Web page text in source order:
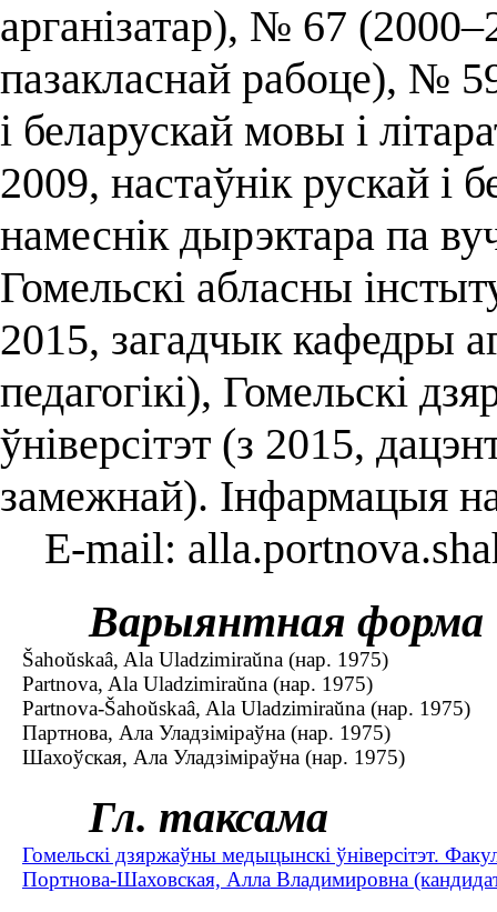
арганізатар), № 67
пазакласнай рабоце), №
і беларускай мовы і
2009, настаўнік рускай і
намеснік дырэктара па
Гомельскі абласны
2015, загадчык кафедры
педагогікі), Гомельскі
ўніверсітэт (з 2015,
замежнай). Інфармацыя
E-mail:
Варыянтная форма
Šahoŭskaâ, Ala Uladzimiraŭna (нар. 1975)
Partnova, Ala Uladzimiraŭna (нар. 1975)
Partnova-Šahoŭskaâ, Ala Uladzimiraŭna (нар. 1975)
Партнова, Ала Уладзіміраўна (нар. 1975)
Шахоўская, Ала Уладзіміраўна (нар. 1975)
Гл. таксама
Гомельскі дзяржаўны медыцынскі ўніверсітэт.
Портнова-Шаховская, Алла Владимировна